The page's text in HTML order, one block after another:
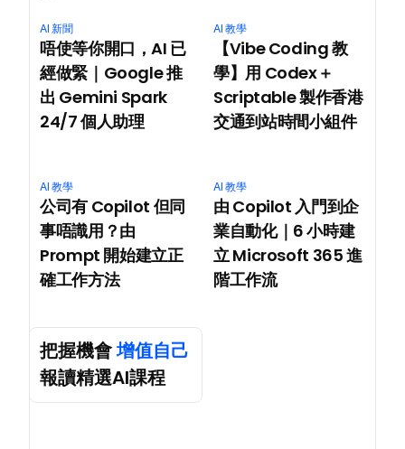
AI 新聞
唔使等你開口，AI 已
經做緊｜Google 推
出 Gemini Spark
24/7 個人助理
AI 教學
【Vibe Coding 教
學】用 Codex＋
Scriptable 製作香港
交通到站時間小組件
AI 教學
公司有 Copilot 但同
事唔識用？由
Prompt 開始建立正
確工作方法
AI 教學
由 Copilot 入門到企
業自動化｜6 小時建
立 Microsoft 365 進
階工作流
把握機會 增值自己
報讀精選AI課程